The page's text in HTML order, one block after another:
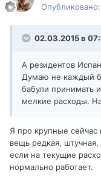
Опубликовано:
02.03.2015 в
А резидентов
Думаю не каждый
бабули принимать
мелкие расходы.
Я про крупные
вещь редкая,
если на текущие
нормально работает.